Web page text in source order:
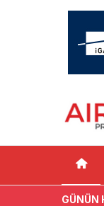
GÜNÜN